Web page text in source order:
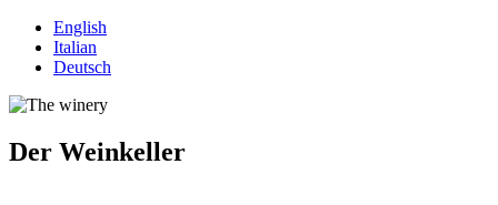
English
Italian
Deutsch
Der Weinkeller